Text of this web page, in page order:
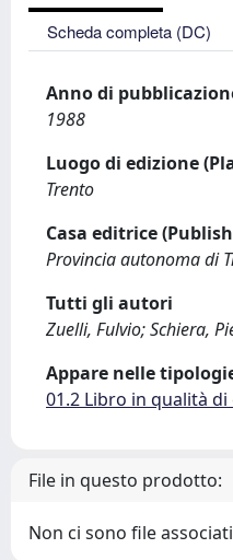
Scheda completa (DC)
Anno di
1988
Luogo di edizione
Trento
Casa editrice
Provincia autonoma di
Tutti gli autori
Zuelli, Fulvio; Schiera,
Appare nelle
01.2 Libro in qualità
File in questo prodotto:
Non ci sono file